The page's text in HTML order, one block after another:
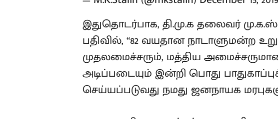
இதுதொடர்பாக, தி.மு.க தலைவர்
ட்விட்டர் பதிவில், “82 வயதான
முதலமைச்சரும், மத்திய
அடிப்படையும் இன்றி பொது
செய்யப்படுவது நமது ஜனநாயக